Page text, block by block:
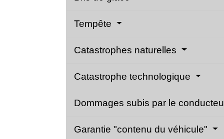
Tempête
Catastrophes naturelles
Catastrophe technologique
Dommages subis par le
Garantie "contenu du véhicule"